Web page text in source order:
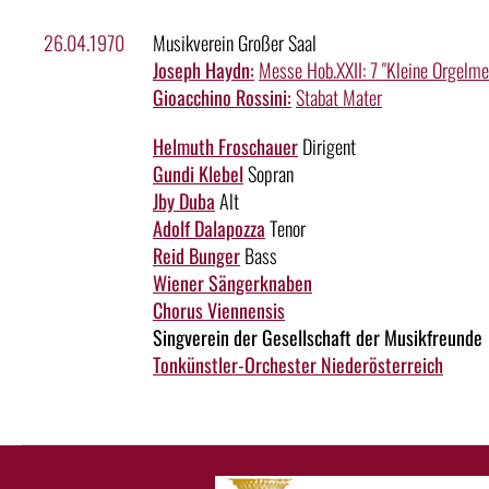
26.04.1970
Musikverein Großer Saal
Joseph Haydn: Messe Hob.XXII: 7 "Kleine
Gioacchino Rossini:Stabat Mater
Helmuth FroschauerDirigent
Gundi KlebelSopran
Jby DubaAlt
Adolf DalapozzaTenor
Reid BungerBass
Wiener Sängerknaben
Chorus Viennensis
Singverein der Gesellschaft der Musikfreunde
Tonkünstler-Orchester Niederösterreich